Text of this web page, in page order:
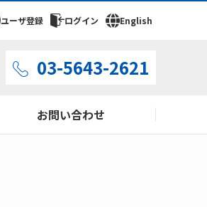
ユーザ登録 ログイン English
03-5643-2621
お問い合わせ